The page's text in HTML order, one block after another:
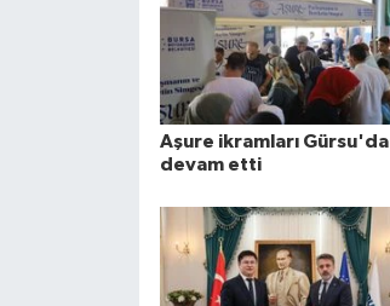
Aşure ikramları Gürsu'da
devam etti